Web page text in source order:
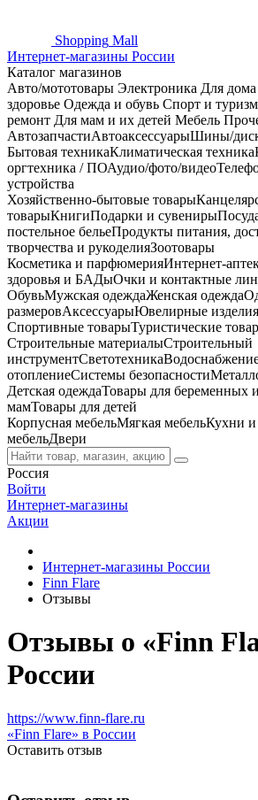
Shopping Mall
Интернет-магазины России
Каталог магазинов
Авто/мототовары Электроника Для
здоровье Одежда и обувь Спорт и туризм
ремонт Для мам и их детей Мебель
АвтозапчастиАвтоаксессуарыШины/
Бытовая техникаКлиматическая техника
оргтехника / ПОАудио/фото/видео
устройства
Хозяйственно-бытовые товары
товарыКнигиПодарки и сувениры
постельное бельеПродукты питания,
творчества и рукоделияЗоотовары
Косметика и парфюмерияИнтернет-
здоровья и БАДыОчки и контактные
ОбувьМужская одеждаЖенская одежда
размеровАксессуарыЮвелирные
Спортивные товарыТуристические
Строительные материалыСтроительный
инструментСветотехника
отоплениеСистемы безопасности
Детская одеждаТовары для беременных
мамТовары для детей
Корпусная мебельМягкая мебельКухни и
мебельДвери
Россия
Войти
Интернет-магазины
Акции
Интернет-магазины России
Finn Flare
Отзывы
Отзывы о «Finn
России
https://www.finn-flare.ru
«Finn Flare» в России
Оставить отзыв